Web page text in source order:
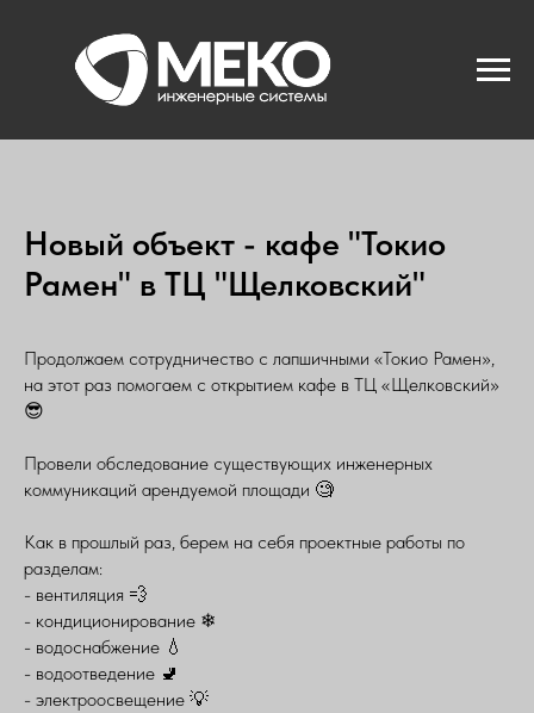
Новый объект - кафе "Токио
Рамен" в ТЦ "Щелковский"
Продолжаем сотрудничество с лапшичными «Токио Рамен»,
на этот раз помогаем с открытием кафе в ТЦ «Щелковский»
😎
Провели обследование существующих инженерных
коммуникаций арендуемой площади 🧐
Как в прошлый раз, берем на себя проектные работы по
разделам:
- вентиляция 💨
- кондиционирование ❄
- водоснабжение 💧
- водоотведение 🚽
- электроосвещение 💡